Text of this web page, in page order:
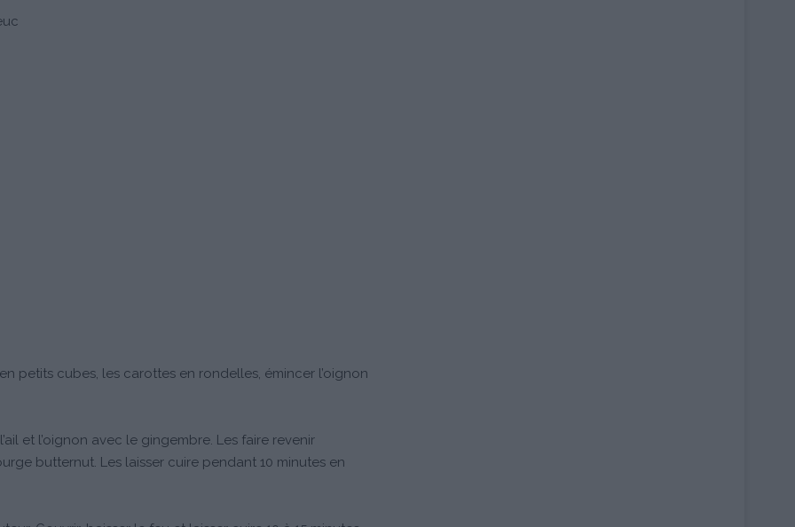
petits cubes, les carottes en rondelles, émincer l’oignon
et l’oignon avec le gingembre. Les faire revenir
butternut. Les laisser cuire pendant 10 minutes en